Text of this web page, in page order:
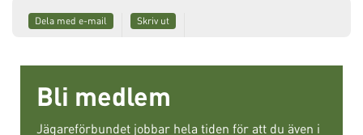
Dela med e-mail Skriv ut
Bli medlem
Jägareförbundet jobbar hela tiden för att du även i